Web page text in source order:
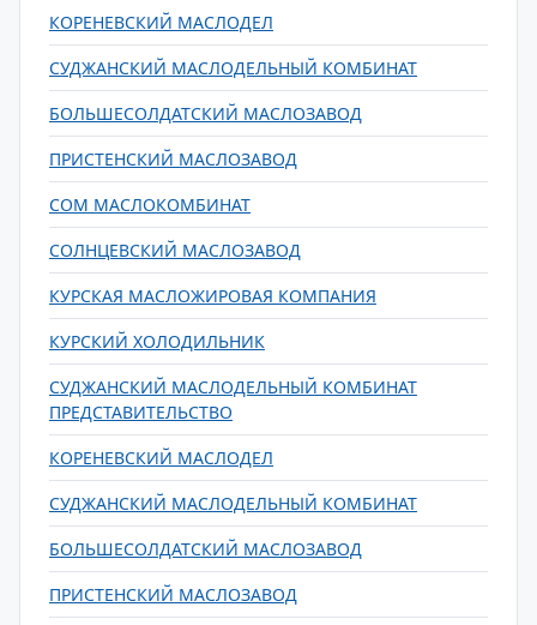
КОРЕНЕВСКИЙ МАСЛОДЕЛ
СУДЖАНСКИЙ МАСЛОДЕЛЬНЫЙ КОМБИНАТ
БОЛЬШЕСОЛДАТСКИЙ МАСЛОЗАВОД
ПРИСТЕНСКИЙ МАСЛОЗАВОД
СОМ МАСЛОКОМБИНАТ
СОЛНЦЕВСКИЙ МАСЛОЗАВОД
КУРСКАЯ МАСЛОЖИРОВАЯ КОМПАНИЯ
КУРСКИЙ ХОЛОДИЛЬНИК
СУДЖАНСКИЙ МАСЛОДЕЛЬНЫЙ КОМБИНАТ
ПРЕДСТАВИТЕЛЬСТВО
КОРЕНЕВСКИЙ МАСЛОДЕЛ
СУДЖАНСКИЙ МАСЛОДЕЛЬНЫЙ КОМБИНАТ
БОЛЬШЕСОЛДАТСКИЙ МАСЛОЗАВОД
ПРИСТЕНСКИЙ МАСЛОЗАВОД